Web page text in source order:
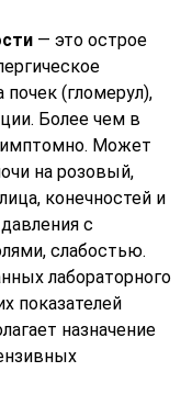
— это острое
почек (гломерул),
Более чем в
Может
на розовый,
конечностей и
с
слабостью.
лабораторного
показателей
назначение